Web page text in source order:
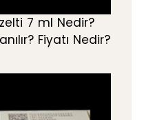
7 ml Nedir?
Fiyatı Nedir?